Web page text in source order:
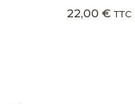
22,00 € TTC